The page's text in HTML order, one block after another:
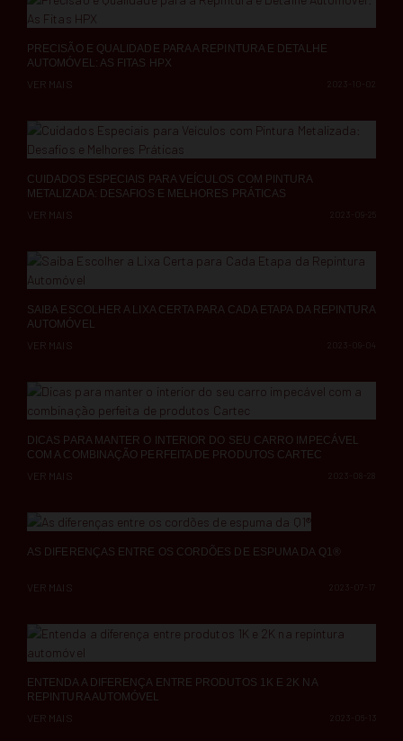
PRECISÃO E QUALIDADE PARA A REPINTURA E DETALHE
AUTOMÓVEL: AS FITAS HPX
VER MAIS
CUIDADOS ESPECIAIS PARA VEÍCULOS COM PINTURA
METALIZADA: DESAFIOS E MELHORES PRÁTICAS
VER MAIS
SAIBA ESCOLHER A LIXA CERTA PARA CADA ETAPA DA REPINTURA
AUTOMÓVEL
2023-09-04
VER MAIS
DICAS PARA MANTER O INTERIOR DO SEU CARRO IMPECÁVEL
COM A COMBINAÇÃO PERFEITA DE PRODUTOS CARTEC
2023-08-28
VER MAIS
AS DIFERENÇAS ENTRE OS CORDÕES DE ESPUMA DA Q1®
2023-07-17
VER MAIS
ENTENDA A DIFERENÇA ENTRE PRODUTOS 1K E 2K NA
REPINTURA AUTOMÓVEL
VER MAIS